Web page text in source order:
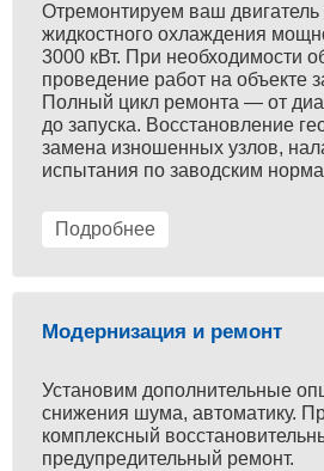
Отремонтируем ваш двигатель
жидкостного охлаждения
3000 кВт. При необходимости
проведение работ на объекте
Полный цикл ремонта — от
до запуска. Восстановление
замена изношенных узлов,
испытания по заводским
Подробнее
Модернизация и ремонт
Установим дополнительные
снижения шума, автоматику.
комплексный
предупредительный ремонт.